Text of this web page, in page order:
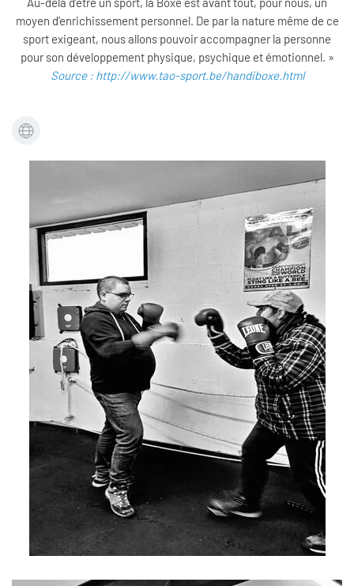
moyen d’enrichissement personnel. De par la nature même de ce
sport exigeant, nous allons pouvoir accompagner la personne
pour son développement physique, psychique et émotionnel. »
Source : http://www.tao-sport.be/handiboxe.html